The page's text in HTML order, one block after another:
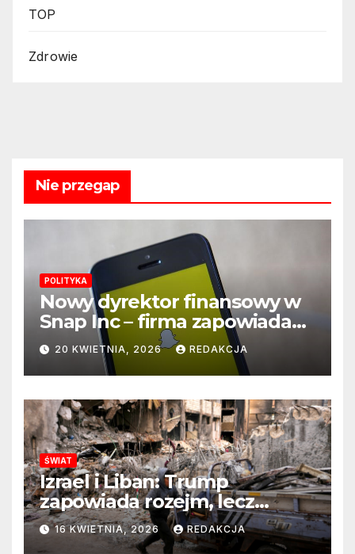
TOP
Zdrowie
Nie przegap
POLITYKA
Nowy dyrektor finansowy w
Snap Inc – firma zapowiada
zmianę na kluczowym
stanowisku
20 KWIETNIA, 2026 REDAKCJA
ŚWIAT
Izrael i Liban: Trump
zapowiada rozejm, lecz
perspektywa zakończenia
wojny wciąż odległa
16 KWIETNIA, 2026 REDAKCJA